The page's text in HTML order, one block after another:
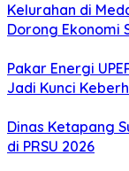
Kelurahan di
Dorong Ekonomi
Pakar Energi
Jadi Kunci
Dinas Ketapang
di PRSU 2026